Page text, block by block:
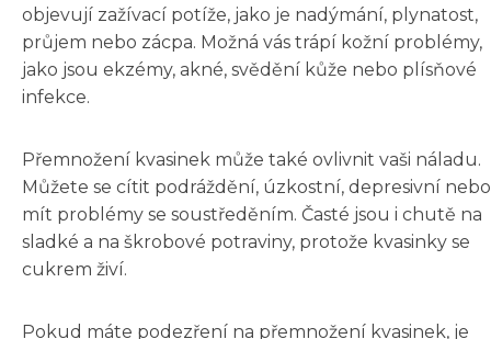
objevují zažívací potíže, jako je nadýmání, plynatost,
průjem nebo zácpa. Možná vás trápí kožní problémy,
jako jsou ekzémy, akné, svědění kůže nebo plísňové
infekce.
Přemnožení kvasinek může také ovlivnit vaši náladu.
Můžete se cítit podráždění, úzkostní, depresivní nebo
mít problémy se soustředěním. Časté jsou i chutě na
sladké a na škrobové potraviny, protože kvasinky se
cukrem živí.
Pokud máte podezření na přemnožení kvasinek, je